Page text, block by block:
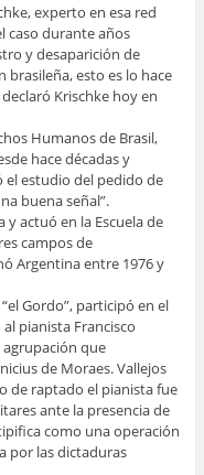
experto en esa red
caso durante años
y desaparición de
esto es lo hace
Krischke hoy en
Humanos de Brasil,
hace décadas y
el estudio del pedido de
buena señal”.
actuó en la Escuela de
campos de
Argentina entre 1976 y
Gordo”, participó en el
pianista Francisco
que
de Moraes. Vallejos
de raptado el pianista fue
ante la presencia de
como una operación
por las dictaduras